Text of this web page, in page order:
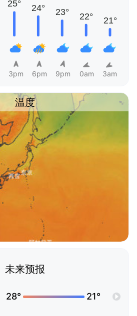
3pm 6pm 9pm 0am 3am
温度
未来预报
28° 21°